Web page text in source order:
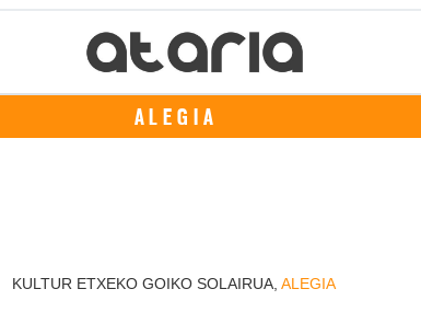
ALEGIA
KULTUR ETXEKO GOIKO SOLAIRUA, ALEGIA